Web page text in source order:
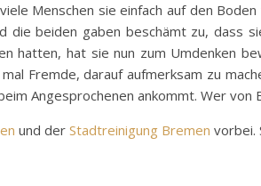
Menschen sie einfach auf den
beiden gaben beschämt zu, dass
hatten, hat sie nun zum Umdenken
Fremde, darauf aufmerksam zu
Angesprochenen ankommt. Wer von
und der Stadtreinigung Bremen vorbei.